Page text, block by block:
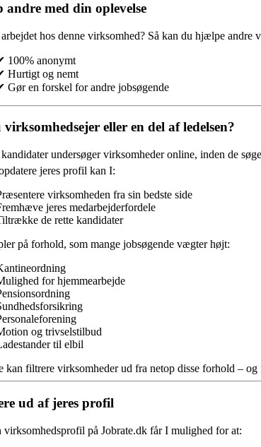
med din oplevelse
hos denne virksomhed?Så kan du hjælpe andre
100% anonymt
Hurtigt og nemt
Gør en forskel for andre jobsøgende
eller en del af ledelsen?
undersøger virksomheder online, inden de
jeres profil kan I:
virksomheden fra sin bedste side
jeres medarbejderfordele
de rette kandidater
på forhold, som mange jobsøgende vægter højt:
for hjemmearbejde
og trivselstilbud
til elbil
kan filtrere virksomheder ud fra netop disse forhold –
ud af jeres profil
virksomhedsprofil på Jobrate.dk får I mulighed for at: